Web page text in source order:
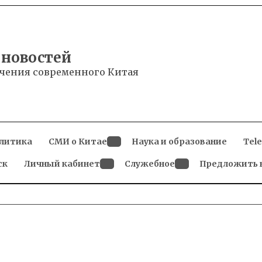
современного Китая
СМИ о Китае
dropdown
menu
Наука и образование
Личный кабинет
dropdown
Служебное
dropdown
Предложить